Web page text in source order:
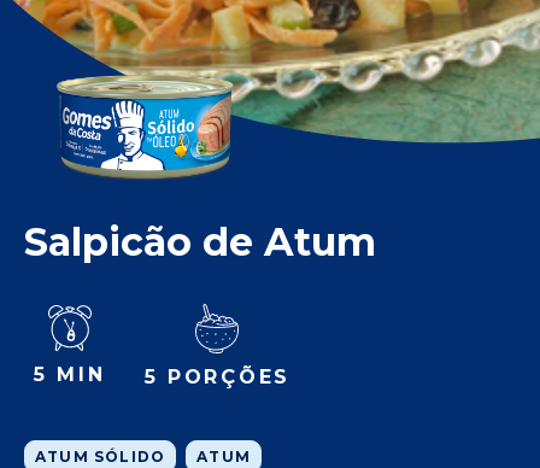
Salpicão de Atum
5 MIN 5 PORÇÕES
ATUM SÓLIDO ATUM